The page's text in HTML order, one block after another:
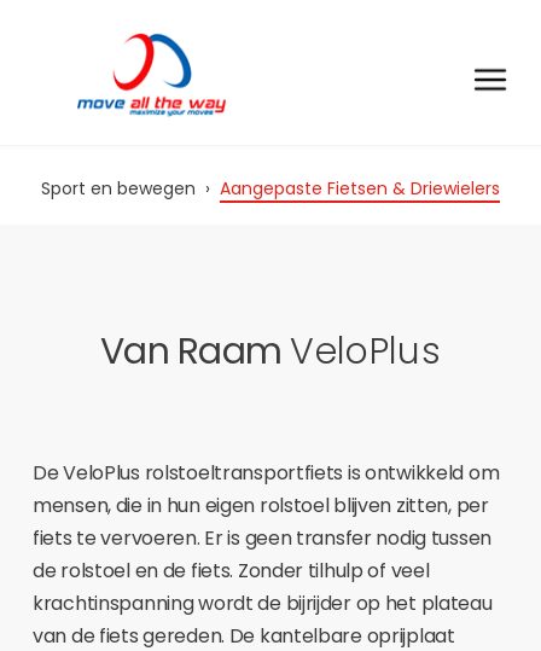
Sport en bewegen › Aangepaste Fietsen & Driewielers
Van Raam VeloPlus
De VeloPlus rolstoeltransportfiets is ontwikkeld om
mensen, die in hun eigen rolstoel blijven zitten, per
fiets te vervoeren. Er is geen transfer nodig tussen
de rolstoel en de fiets. Zonder tilhulp of veel
krachtinspanning wordt de bijrijder op het plateau
van de fiets gereden. De kantelbare oprijplaat